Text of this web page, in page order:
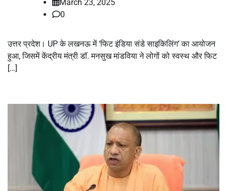
March 23, 2025
0
उत्तर प्रदेश। UP के लखनऊ में ‘फिट इंडिया संडे साइकिलिंग’ का आयोजन
हुआ, जिसमें केंद्रीय मंत्री डॉ. मनसुख मांडविया ने लोगों को स्वस्थ और फिट
[…]